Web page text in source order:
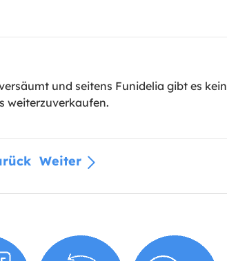
und seitens Funidelia gibt es kein
weiterzuverkaufen.
Weiter